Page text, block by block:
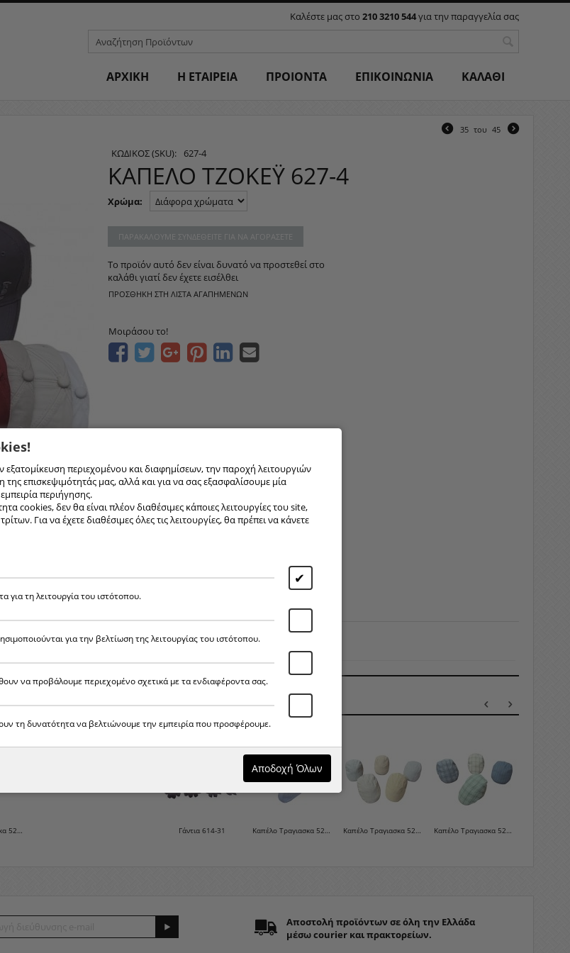
Καλέστε μας στο 210 3210 544για την παραγγελία σας
ΑΡΧΙΚΗ H ΕΤΑΙΡΕΙΑ ΠΡΟΙΟΝΤΑ ΕΠΙΚΟΙΝΩΝΙΑ ΚΑΛΑΘΙ
35 του 45
ΚΑΠΈΛO ΤΖΌΚΕΫ 627-4
ΚΩΔΙΚΟΣ (SKU): 627-4
Χρώμα:
ΠΑΡΑΚΑΛΟΎΜΕ ΣΥΝΔΕΘΕΊΤΕ ΓΙΑ ΝΑ ΑΓΟΡΆΣΕΤΕ
Το προϊόν αυτό δεν είναι δυνατό να προστεθεί στο
καλάθι γιατί δεν έχετε εισέλθει
ΠΡΟΣΘΉΚΗ ΣΤΗ ΛΊΣΤΑ ΑΓΑΠΗΜΈΝΩΝ
Μοιράσου το!
Καπέλο Τραγιασκα 525-0-7
Καπέλο Τραγιασκα 525-0-6 Καπέλο Τραγιασκα 525-0-5
ΣΥΝΔΥΆΣΤΕ ΤΟ ΜΕ ΆΛΛΑ ΠΡΟΪΌΝΤΑ
Γάντια 614-31 Καπέλο Τραγιασκα 525-0-9 Καπέλο Τραγιασκα 525-0-8 Καπέλο Τραγιασκα 525-0-7
Αποστολή προϊόντων σε όλη την Ελλάδα
μέσω courier και πρακτορείων.
περιεχομένου και διαφημίσεων, την παροχή λειτουργιών
επισκεψιμότητάς μας, αλλά και για να σας εξασφαλίσουμε μία
περιήγησης.
cookies, δεν θα είναι πλέον διαθέσιμες κάποιες λειτουργίες του site,
Για να έχετε διαθέσιμες όλες τις λειτουργίες, θα πρέπει να κάνετε
✔
για τη λειτουργία του ιστότοπου.
για την βελτίωση της λειτουργίας του ιστότοπου.
να προβάλουμε περιεχομένο σχετικά με τα ενδιαφέροντα σας.
τη δυνατότητα να βελτιώνουμε την εμπειρία που προσφέρουμε.
Αποδοχή Όλων